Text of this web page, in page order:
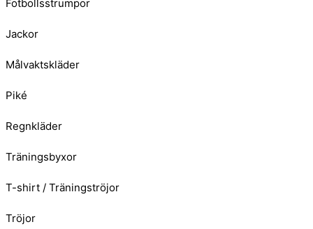
Fotbollsstrumpor
Jackor
Målvaktskläder
Piké
Regnkläder
Träningsbyxor
T-shirt / Träningströjor
Tröjor